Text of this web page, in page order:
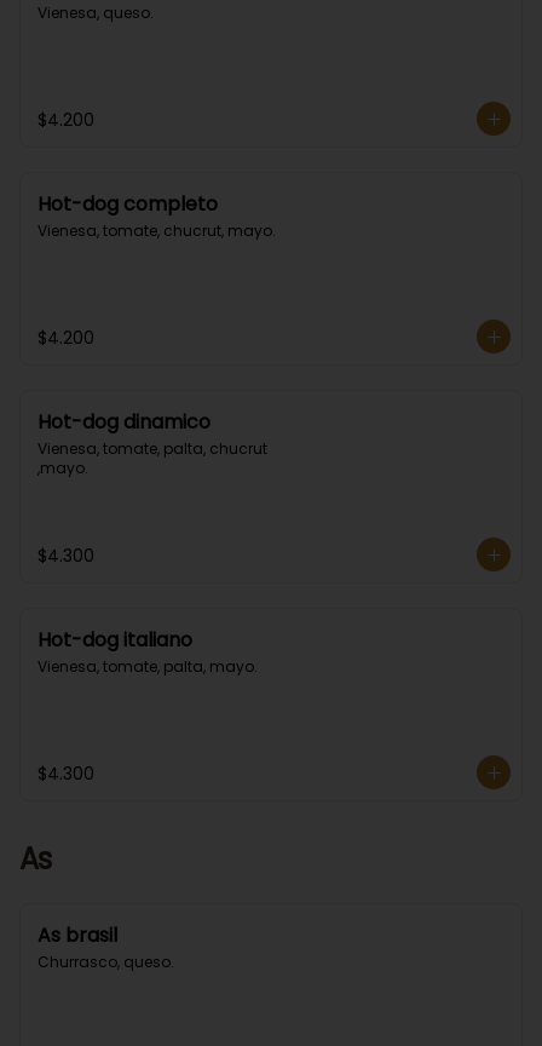
Vienesa, queso.
$4.200
Hot-dog completo
Vienesa, tomate, chucrut, mayo.
$4.200
Hot-dog dinamico
Vienesa, tomate, palta, chucrut
,mayo.
$4.300
Hot-dog italiano
Vienesa, tomate, palta, mayo.
$4.300
As
As brasil
Churrasco, queso.